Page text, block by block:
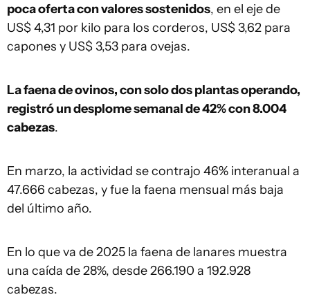
poca oferta con valores sostenidos, en el eje de
US$ 4,31 por kilo para los corderos, US$ 3,62 para
capones y US$ 3,53 para ovejas.
La faena de ovinos, con solo dos plantas operando,
registró un desplome semanal de 42% con 8.004
cabezas.
En marzo, la actividad se contrajo 46% interanual a
47.666 cabezas, y fue la faena mensual más baja
del último año.
En lo que va de 2025 la faena de lanares muestra
una caída de 28%, desde 266.190 a 192.928
cabezas.